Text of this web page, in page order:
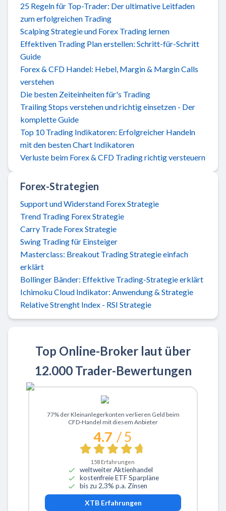
25 Regeln für Top-Trader: Der ultimative Leitfaden
zum erfolgreichen Trading
Scalping Strategie und Forex Trading lernen
Effektiven Trading Plan erstellen: Schritt-für-Schritt
Guide
Forex & CFD Handel: Hebel, Margin & Margin Calls
verstehen
Die besten Zeiteinheiten für's Trading
Trailing Stops verstehen und richtig einsetzen - Der
komplette Guide
Top 10 Trading Indikatoren: Erfolgreicher Handeln
mit den besten Chart Indikatoren
Verluste beim Forex & CFD Trading richtig versteuern
Forex-Strategien
Support und Widerstand Forex Strategie
Trend Trading Forex Strategie
Carry Trade Forex Strategie
Swing Trading für Einsteiger
Masterclass: Breakout Trading Strategie einfach
erklärt
Bollinger Bänder: Effektive Trading-Strategie erklärt
Ichimoku Cloud Indikator: Anwendung & Strategie
Relative Strenght Index - RSI Strategie
Top Online-Broker laut über
12.000 Trader-Bewertungen
Zu XTB
77% der Kleinanlegerkonten verlieren Geld beim
CFD-Handel mit diesem Anbieter
4.7 / 5
158 Erfahrungen
weltweiter Aktienhandel
kostenfreie ETF Sparpläne
bis zu 2,3% p.a. Zinsen
XTBErfahrungen